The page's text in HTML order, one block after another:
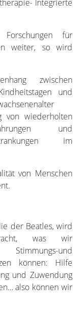
Integrierte
für
weiter, so wird
zwischen
und
von wiederholten
und
im
von Menschen
der Beatles, wird
was wir
und
können: Hilfe
und Zuwendung
also können wir